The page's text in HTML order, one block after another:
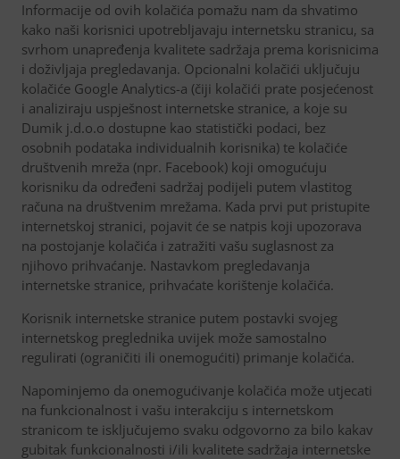
Informacije od ovih kolačića pomažu nam da shvatimo
kako naši korisnici upotrebljavaju internetsku stranicu, sa
svrhom unapređenja kvalitete sadržaja prema korisnicima
i doživljaja pregledavanja. Opcionalni kolačići uključuju
kolačiće Google Analytics-a (čiji kolačići prate posjećenost
i analiziraju uspješnost internetske stranice, a koje su
Dumik j.d.o.o dostupne kao statistički podaci, bez
osobnih podataka individualnih korisnika) te kolačiće
društvenih mreža (npr. Facebook) koji omogućuju
korisniku da određeni sadržaj podijeli putem vlastitog
računa na društvenim mrežama. Kada prvi put pristupite
internetskoj stranici, pojavit će se natpis koji upozorava
na postojanje kolačića i zatražiti vašu suglasnost za
njihovo prihvaćanje. Nastavkom pregledavanja
internetske stranice, prihvaćate korištenje kolačića.
Korisnik internetske stranice putem postavki svojeg
internetskog preglednika uvijek može samostalno
regulirati (ograničiti ili onemogućiti) primanje kolačića.
Napominjemo da onemogućivanje kolačića može utjecati
na funkcionalnost i vašu interakciju s internetskom
stranicom te isključujemo svaku odgovorno za bilo kakav
gubitak funkcionalnosti i/ili kvalitete sadržaja internetske